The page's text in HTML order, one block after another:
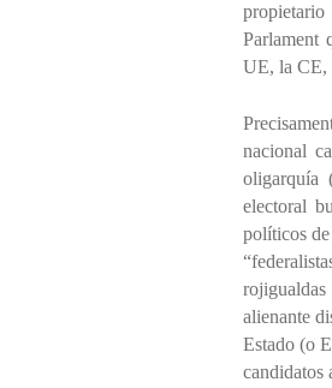
propietario
Parlament
UE, la CE,
nacional
oligarquía
electoral
políticos
alienante
Estado (o
candidatos